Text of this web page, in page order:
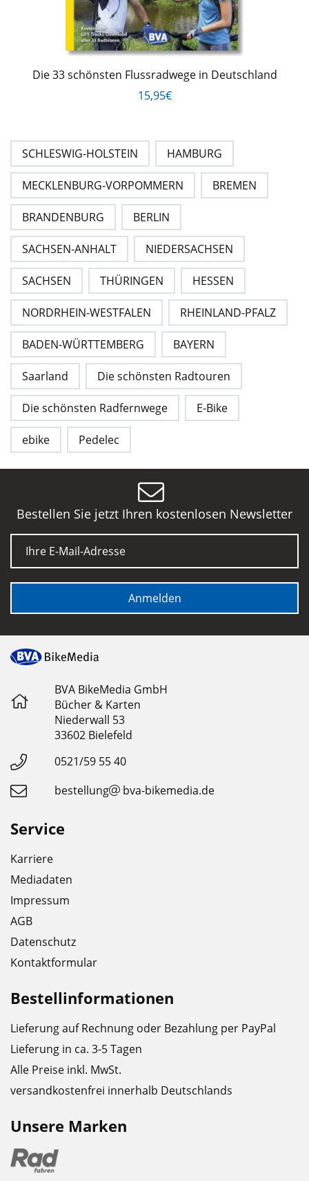
Die 33 schönsten Flussradwege in Deutschland
15,95€
SCHLESWIG-HOLSTEIN HAMBURG
MECKLENBURG-VORPOMMERN BREMEN
BRANDENBURG BERLIN
SACHSEN-ANHALT NIEDERSACHSEN
SACHSEN THÜRINGEN HESSEN
NORDRHEIN-WESTFALEN RHEINLAND-PFALZ
BADEN-WÜRTTEMBERG BAYERN
Saarland Die schönsten Radtouren
Die schönsten Radfernwege E-Bike
ebike Pedelec
Bestellen Sie jetzt Ihren kostenlosen Newsletter
E-Mail
Anmelden
BVA BikeMedia GmbH
Bücher & Karten
Niederwall 53
33602 Bielefeld
0521/59 55 40
bestellung
bva-bikemedia.de
Service
Karriere
Mediadaten
Impressum
AGB
Datenschutz
Kontaktformular
Bestellinformationen
Lieferung auf Rechnung oder Bezahlung per PayPal
Lieferung in ca. 3-5 Tagen
Alle Preise inkl. MwSt.
versandkostenfrei innerhalb Deutschlands
Unsere Marken